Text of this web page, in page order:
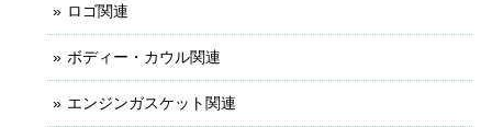
ロゴ関連
ボディー・カウル関連
エンジンガスケット関連